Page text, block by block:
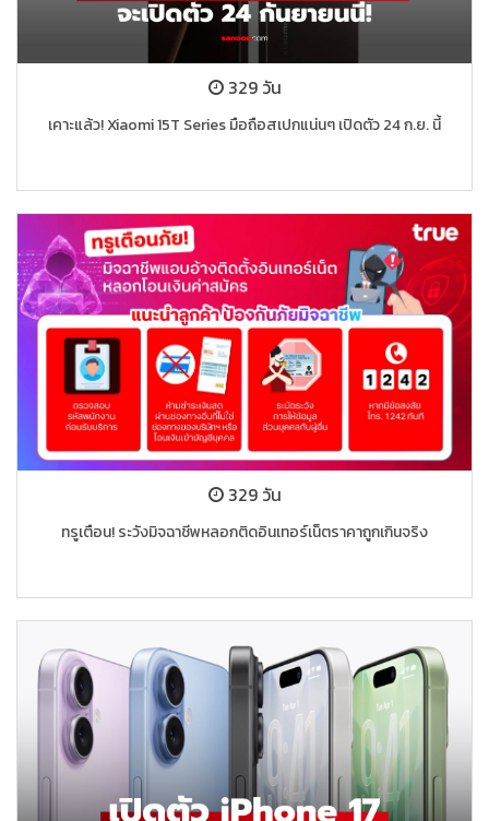
329 วัน
เคาะแล้ว! Xiaomi 15T Series มือถือสเปกแน่นๆ เปิดตัว 24 ก.ย. นี้
329 วัน
ทรูเตือน! ระวังมิจฉาชีพหลอกติดอินเทอร์เน็ตราคาถูกเกินจริง